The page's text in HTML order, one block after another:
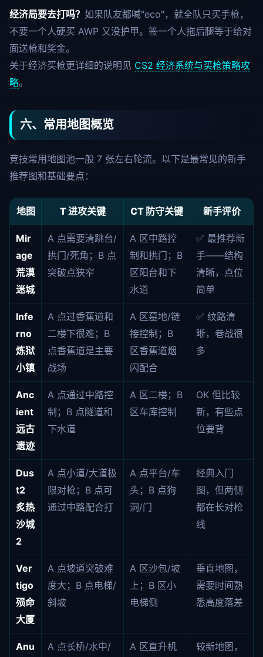
经济局要去打吗？ 如果队友都喊"eco"，就全队只买手枪，
不要一个人硬买 AWP 又没护甲。签一个人拖后腿等于给对
面送枪和奖金。
关于经济买枪更详细的说明见 CS2 经济系统与买枪策略攻
略。
六、常用地图概览
竞技常用地图池一般 7 张左右轮流。以下是最常见的新手
推荐图和基础要点：
地图 T 进攻关键 CT 防守关键 新手评价
Mir
age
荒漠
迷城
A 点需要清跳台/
拱门/死角；B 点
突破点狭窄
A 区中路控
制和拱门；B
区阳台和下
水道
✅ 最推荐新
手——结构
清晰，点位
简单
Infe
rno
炼狱
小镇
A 点过香蕉道和
二楼下很难；B
点香蕉道是主要
战场
A 区墓地/链
接控制；B
区香蕉道烟
闪配合
✅ 纹路清
晰，巷战很
多
Anc
ient
远古
遗迹
A 点通过中路控
制；B 点隧道和
下水道
A 区二楼；B
区车库控制
OK 但比较
新，有些点
位要背
Dus
t2
炙热
沙城
2
A 点小道/大道极
限对枪；B 点可
通过中路配合打
A 点平台/车
头；B 点狗
洞/门
经典入门
图，但两侧
都在长对枪
线
Ver
tigo
殒命
大厦
A 点坡道突破难
度大；B 点电梯/
斜坡
A 区沙包/坡
上；B 区小
电梯侧
垂直地图，
需要时间熟
悉高度落差
Anu
A 点长桥/水中/
A 区直升机
较新地图，